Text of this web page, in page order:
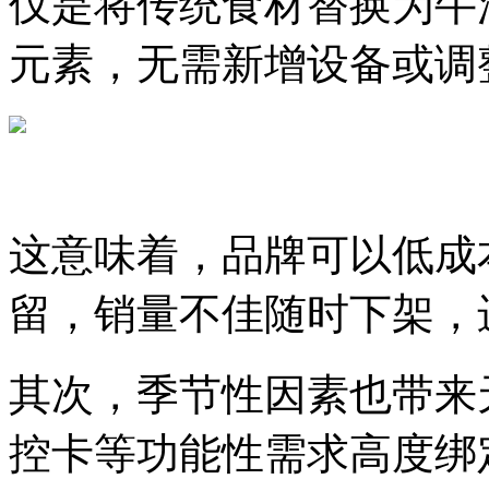
元素，无需新增设备或
这意味着，品牌可以低
留，销量不佳随时下架
其次，季节性因素也带
控卡等功能性需求高度